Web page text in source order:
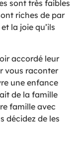
sont très faibles
riches de par
la joie qu’ils
accordé leur
vous raconter
une enfance
de la famille
famille avec
décidez de les